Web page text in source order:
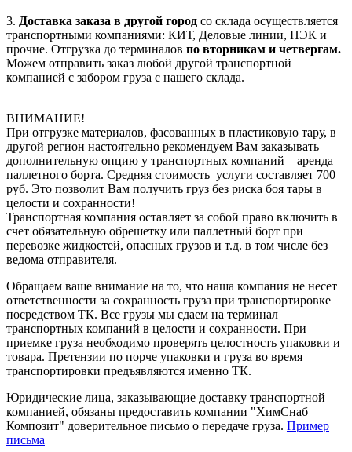
3. Доставка заказа в другой город со склада осуществляется
транспортными компаниями: КИТ, Деловые линии, ПЭК и
прочие. Отгрузка до терминалов по вторникам и четвергам.
Можем отправить заказ любой другой транспортной
компанией с забором груза с нашего склада.
ВНИМАНИЕ!
При отгрузке материалов, фасованных в пластиковую тару, в
другой регион настоятельно рекомендуем Вам заказывать
дополнительную опцию у транспортных компаний – аренда
паллетного борта. Средняя стоимость услуги составляет 700
руб. Это позволит Вам получить груз без риска боя тары в
целости и сохранности!
Транспортная компания оставляет за собой право включить в
счет обязательную обрешетку или паллетный борт при
перевозке жидкостей, опасных грузов и т.д. в том числе без
ведома отправителя.
Обращаем ваше внимание на то, что наша компания не несет
ответственности за сохранность груза при транспортировке
посредством ТК. Все грузы мы сдаем на терминал
транспортных компаний в целости и сохранности. При
приемке груза необходимо проверять целостность упаковки и
товара. Претензии по порче упаковки и груза во время
транспортировки предъявляются именно ТК.
Юридические лица, заказывающие доставку транспортной
компанией, обязаны предоставить компании "ХимСнаб
Композит" доверительное письмо о передаче груза. Пример
письма